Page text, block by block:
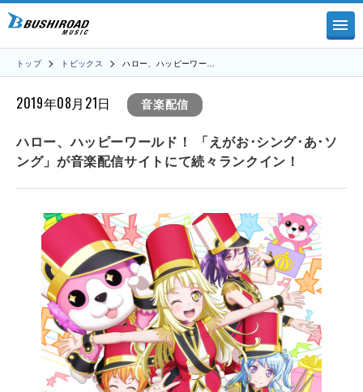
トップ トピックス ハロー、ハッピーワー…
2019年08月21日 音楽配信
ハロー、ハッピーワールド！ 「えがお･シング･あ･ソ
ング」が音楽配信サイトにて続々ランクイン！